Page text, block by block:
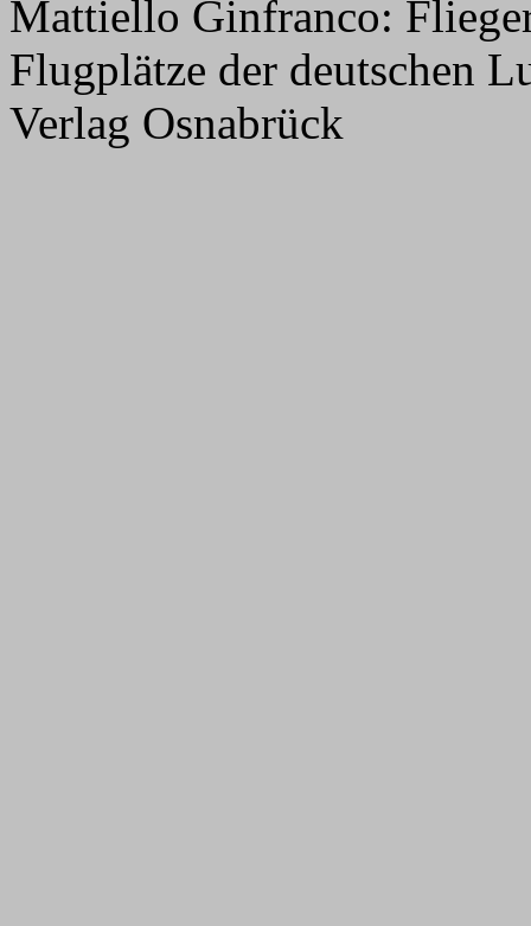
Mattiello Ginfranco:
Flugplätze der deutschen
Verlag Osnabrück